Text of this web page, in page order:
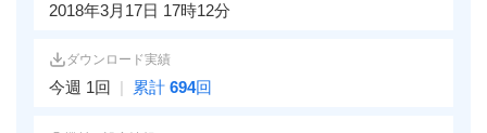
2018年3月17日 17時12分
ダウンロード実績
今週 1回 | 累計 694回